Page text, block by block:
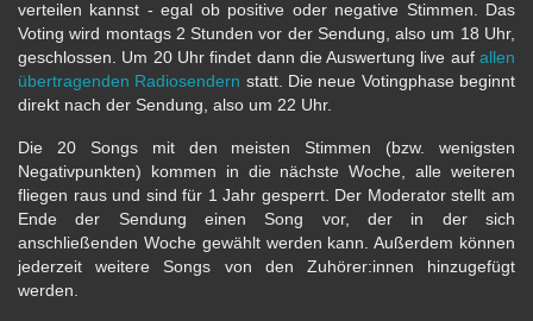
verteilen kannst - egal ob positive oder negative Stimmen. Das
Voting wird montags 2 Stunden vor der Sendung, also um 18 Uhr,
geschlossen. Um 20 Uhr findet dann die Auswertung live auf allen
übertragenden Radiosendern statt. Die neue Votingphase beginnt
direkt nach der Sendung, also um 22 Uhr.
Die 20 Songs mit den meisten Stimmen (bzw. wenigsten
Negativpunkten) kommen in die nächste Woche, alle weiteren
fliegen raus und sind für 1 Jahr gesperrt. Der Moderator stellt am
Ende der Sendung einen Song vor, der in der sich
anschließenden Woche gewählt werden kann. Außerdem können
jederzeit weitere Songs von den Zuhörer:innen hinzugefügt
werden.